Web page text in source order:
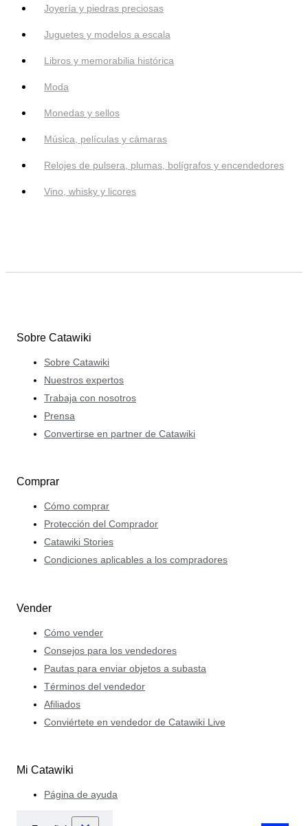
Joyería y piedras preciosas
Juguetes y modelos a escala
Libros y memorabilia histórica
Moda
Monedas y sellos
Música, películas y cámaras
Relojes de pulsera, plumas, bolígrafos y encendedores
Vino, whisky y licores
Sobre Catawiki
Sobre Catawiki
Nuestros expertos
Trabaja con nosotros
Prensa
Convertirse en partner de Catawiki
Comprar
Cómo comprar
Protección del Comprador
Catawiki Stories
Condiciones aplicables a los compradores
Vender
Cómo vender
Consejos para los vendedores
Pautas para enviar objetos a subasta
Términos del vendedor
Afiliados
Conviértete en vendedor de Catawiki Live
Mi Catawiki
Página de ayuda